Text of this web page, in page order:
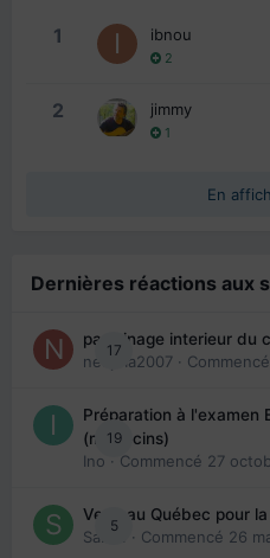
1 ibnou
2
2 jimmy
1
En
Dernières réactions aux
17
parrainage interieur du
nedjma2007 · Commencé
19
Préparation à l'examen
(médecins)
Ino · Commencé 27
5
Venir au Québec pour
Sab74
· Commencé 26